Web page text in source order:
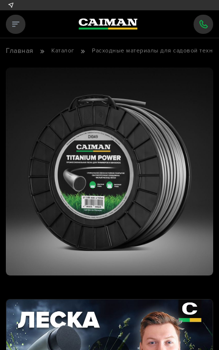
Главная Каталог Расходные материалы для садовой